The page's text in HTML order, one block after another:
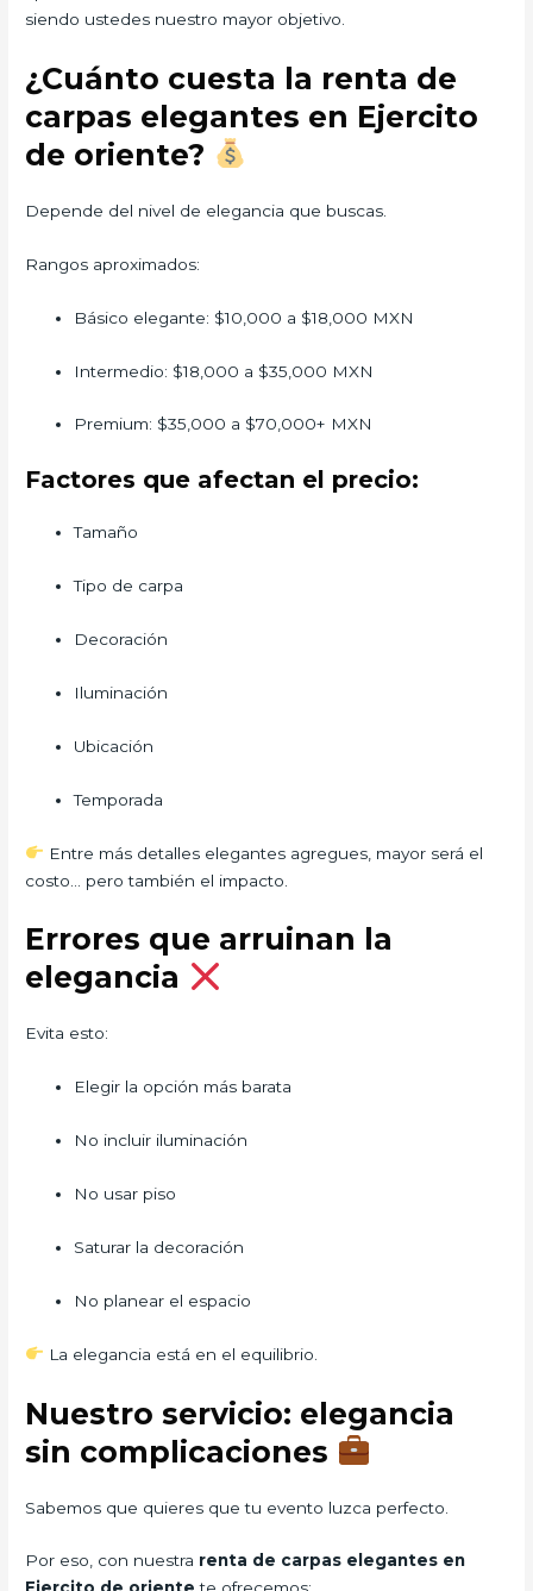
siendo ustedes nuestro mayor objetivo.
¿Cuánto cuesta la renta de
carpas elegantes en Ejercito
de oriente?
Depende del nivel de elegancia que buscas.
Rangos aproximados:
Básico elegante: $10,000 a $18,000 MXN
Intermedio: $18,000 a $35,000 MXN
Premium: $35,000 a $70,000+ MXN
Factores que afectan el precio:
Tamaño
Tipo de carpa
Decoración
Iluminación
Ubicación
Temporada
Entre más detalles elegantes agregues, mayor será el
costo… pero también el impacto.
Errores que arruinan la
elegancia
Evita esto:
Elegir la opción más barata
No incluir iluminación
No usar piso
Saturar la decoración
No planear el espacio
La elegancia está en el equilibrio.
Nuestro servicio: elegancia
sin complicaciones
Sabemos que quieres que tu evento luzca perfecto.
Por eso, con nuestra renta de carpas elegantes en